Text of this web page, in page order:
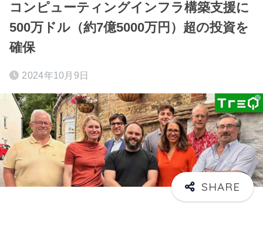
コンピューティングインフラ構築支援に
500万ドル（約7億5000万円）超の投資を
確保
2024年10月9日